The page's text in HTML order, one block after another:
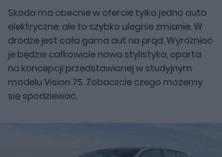
Skoda ma obecnie w ofercie tylko jedno auto
elektryczne, ale to szybko ulegnie zmianie. W
drodze jest cała gama aut na prąd. Wyróżniać
je będzie całkowicie nowa stylistyka, oparta
na koncepcji przedstawionej w studyjnym
modelu Vision 7S. Zobaczcie czego możemy
się spodziewać.